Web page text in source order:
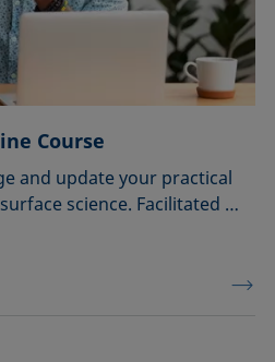
Course
and update your practical
science. Facilitated …